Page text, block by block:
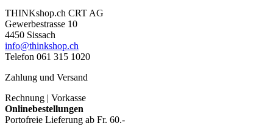
THINKshop.ch CRT AG
Gewerbestrasse 10
4450 Sissach
info@thinkshop.ch
Telefon 061 315 1020
Zahlung und Versand
Rechnung | Vorkasse
Onlinebestellungen
Portofreie Lieferung ab Fr. 60.-